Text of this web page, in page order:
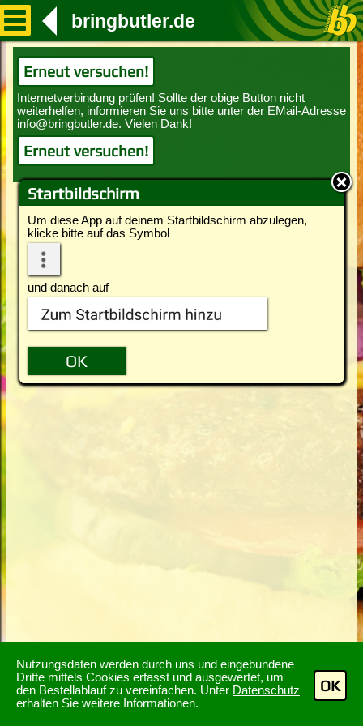
Nutzungsdaten werden durch uns und eingebundene
Dritte mittels Cookies erfasst und ausgewertet, um
den Bestellablauf zu vereinfachen. Unter Datenschutz
erhalten Sie weitere Informationen.
OK
Startbildschirm
Um diese App auf deinem Startbildschirm abzulegen,
klicke bitte auf das Symbol
und danach auf
bringbutler.de
Erneut versuchen!
Erneut versuchen!